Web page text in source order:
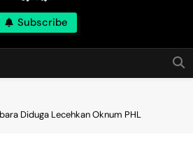
Subscribe
Diduga Lecehkan Oknum PHL